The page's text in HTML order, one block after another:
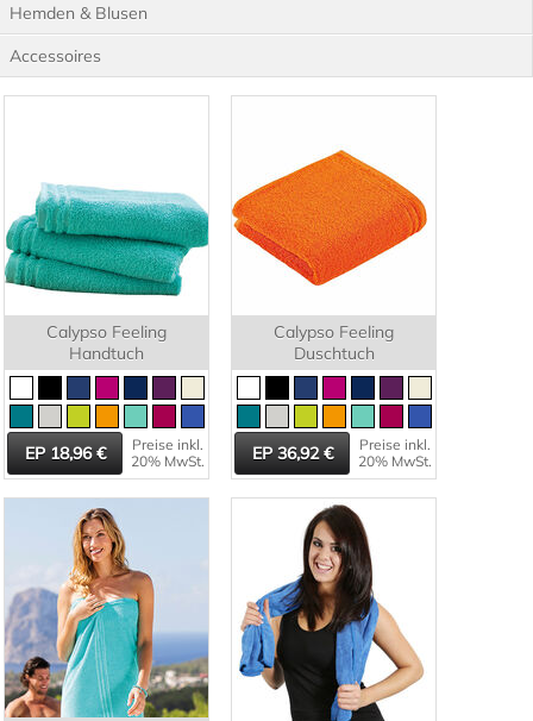
Hemden & Blusen
Accessoires
Calypso Feeling
Handtuch
18,96
Preise inkl.
20% MwSt.
Calypso Feeling
Duschtuch
36,92
Preise inkl.
20% MwSt.